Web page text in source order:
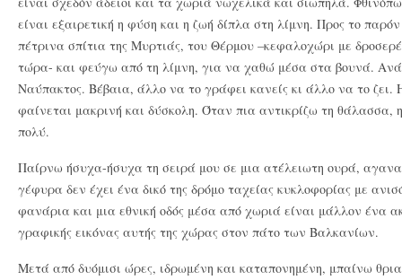
είναι εξαιρετική η φύση και η ζωή δίπλα στη λίμνη. Προς το
πέτρινα σπίτια της Μυρτιάς, του Θέρμου –κεφαλοχώρι με
τώρα- και φεύγω από τη λίμνη, για να χαθώ μέσα στα βουνά.
Ναύπακτος. Βέβαια, άλλο να το γράφει κανείς κι άλλο να το
φαίνεται μακρινή και δύσκολη. Όταν πια αντικρίζω τη θάλασσα,
πολύ.
Παίρνω ήσυχα-ήσυχα τη σειρά μου σε μια ατέλειωτη ουρά,
γέφυρα δεν έχει ένα δικό της δρόμο ταχείας κυκλοφορίας με
φανάρια και μια εθνική οδός μέσα από χωριά είναι μάλλον ένα
γραφικής εικόνας αυτής της χώρας στον πάτο των Βαλκανίων.
Μετά από δυόμισι ώρες, ιδρωμένη και καταπονημένη, μπαίνω